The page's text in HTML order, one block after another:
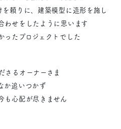
頼りに、建築模型に造形を施し
わせをしたように思います
ったプロジェクトでした
さるオーナーさま
か追いつかず
も心配が尽きません